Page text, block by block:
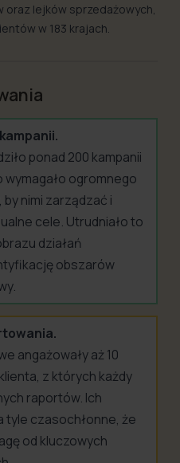
lejków sprzedażowych,
w 183 krajach.
ponad 200 kampanii
wymagało ogromnego
by nimi zarządzać i
cele. Utrudniało to
działań
obszarów
angażowały aż 10
z których każdy
raportów. Ich
tyle czasochłonne, że
od kluczowych